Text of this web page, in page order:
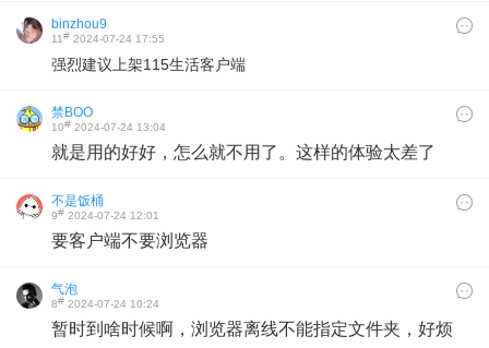
binzhou9
11# 2024-07-24 17:55
强烈建议上架115生活客户端
禁BOO
10# 2024-07-24 13:04
就是用的好好，怎么就不用了。这样的体验太差了
不是饭桶
9# 2024-07-24 12:01
要客户端不要浏览器
气泡
8# 2024-07-24 10:24
暂时到啥时候啊，浏览器离线不能指定文件夹，好烦